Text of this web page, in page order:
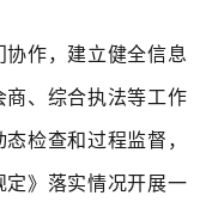
作，建立健全信息
商、综合执法等工作
检查和过程监督，
定》落实情况开展一